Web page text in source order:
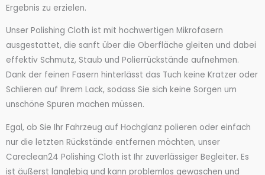
Ergebnis zu erzielen.
Unser Polishing Cloth ist mit hochwertigen Mikrofasern
ausgestattet, die sanft über die Oberfläche gleiten und dabei
effektiv Schmutz, Staub und Polierrückstände aufnehmen.
Dank der feinen Fasern hinterlässt das Tuch keine Kratzer oder
Schlieren auf Ihrem Lack, sodass Sie sich keine Sorgen um
unschöne Spuren machen müssen.
Egal, ob Sie Ihr Fahrzeug auf Hochglanz polieren oder einfach
nur die letzten Rückstände entfernen möchten, unser
Careclean24 Polishing Cloth ist Ihr zuverlässiger Begleiter. Es
ist äußerst langlebig und kann problemlos gewaschen und